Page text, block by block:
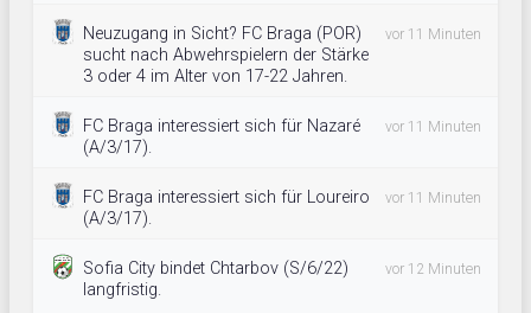
Neuzugang in Sicht? FC Braga (POR)
sucht nach Abwehrspielern der Stärke
3 oder 4 im Alter von 17-22 Jahren.
vor 11 Minuten
FC Braga interessiert sich für Nazaré
(A/3/17).
vor 11 Minuten
FC Braga interessiert sich für Loureiro
(A/3/17).
vor 11 Minuten
Sofia City bindet Chtarbov (S/6/22)
langfristig.
vor 12 Minuten